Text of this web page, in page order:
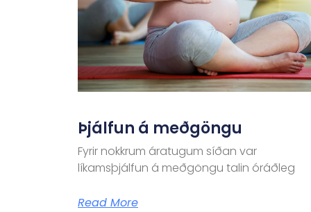
Þjálfun á meðgöngu
Fyrir nokkrum áratugum síðan var
líkamsþjálfun á meðgöngu talin óráðleg
Read More